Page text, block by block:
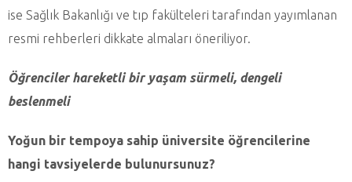
ise Sağlık Bakanlığı ve tıp fakülteleri tarafından yayımlanan
resmi rehberleri dikkate almaları öneriliyor.
Öğrenciler hareketli bir yaşam sürmeli, dengeli
beslenmeli
Yoğun bir tempoya sahip üniversite öğrencilerine
hangi tavsiyelerde bulunursunuz?